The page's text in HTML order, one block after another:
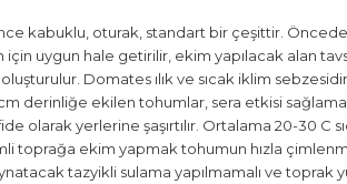
kabuklu, oturak, standart bir çeşittir.
için uygun hale getirilir, ekim yapılacak alan
Domates ılık ve sıcak iklim
derinliğe ekilen tohumlar, sera etkisi
olarak yerlerine şaşırtılır. Ortalama 20-30 C
toprağa ekim yapmak tohumun hızla
tazyikli sulama yapılmamalı ve toprak